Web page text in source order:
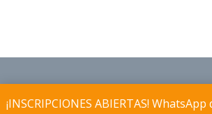
WordPress and
¡INSCRIPCIONES ABIERTAS!